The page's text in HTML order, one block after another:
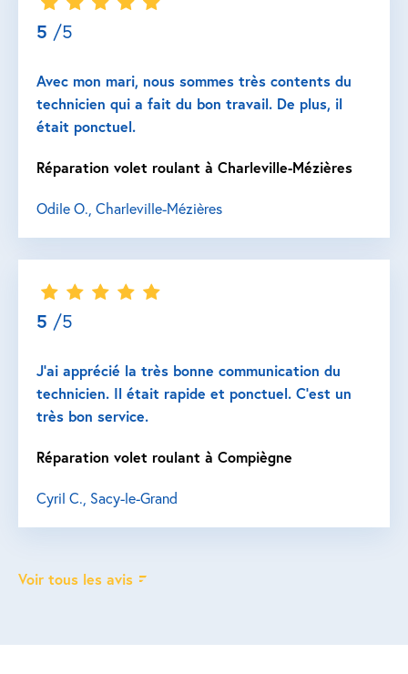
5 /5
Avec mon mari, nous sommes très contents du
technicien qui a fait du bon travail. De plus, il
était ponctuel.
Réparation volet roulant à Charleville-Mézières
Odile O., Charleville-Mézières
5 /5
J’ai apprécié la très bonne communication du
technicien. Il était rapide et ponctuel. C’est un
très bon service.
Réparation volet roulant à Compiègne
Cyril C., Sacy-le-Grand
Voir tous les avis